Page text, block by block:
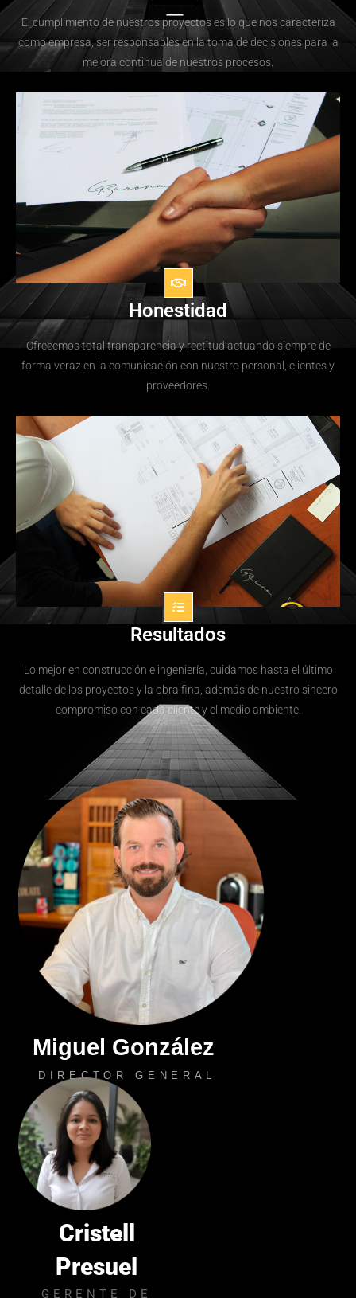
El cumplimiento de nuestros proyectos es lo que nos caracteriza
como empresa, ser responsables en la toma de decisiones para la
mejora continua de nuestros procesos.
Honestidad
Ofrecemos total transparencia y rectitud actuando siempre de
forma veraz en la comunicación con nuestro personal, clientes y
proveedores.
Resultados
Lo mejor en construcción e ingeniería, cuidamos hasta el último
detalle de los proyectos y la obra fina, además de nuestro sincero
compromiso con cada cliente y el medio ambiente.
Miguel González
DIRECTOR GENERAL
Cristell
Presuel
GERENTE DE